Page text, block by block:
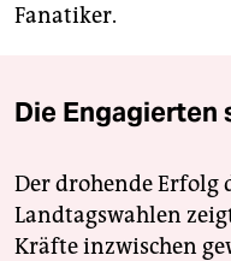
Fanatiker.
Die Engagierten
Der drohende Erfolg
Landtagswahlen
Kräfte inzwischen